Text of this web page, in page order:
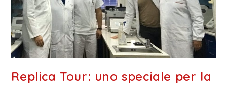
Replica Tour: uno speciale per la